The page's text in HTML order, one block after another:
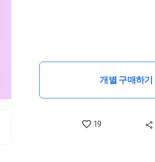
개별 구매하기
19